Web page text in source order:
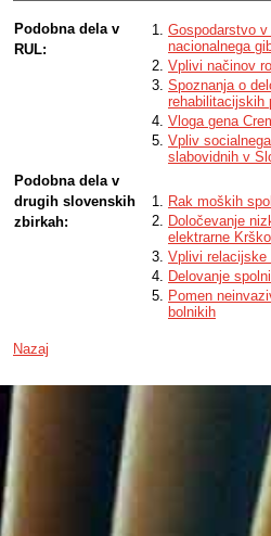
Podobna dela v
RUL:
Gospodarstvo
nacionalnega
Vplivi načinov
Spoznanja o
rehabilitacijskih
Vloga gena
Vpliv
slabovidnih v
Podobna dela v
drugih slovenskih
zbirkah:
Rak moških
Določevanje
elektrarne Krško
Vplivi relacijske
Delovanje
Pomen
bolnikih
Nazaj